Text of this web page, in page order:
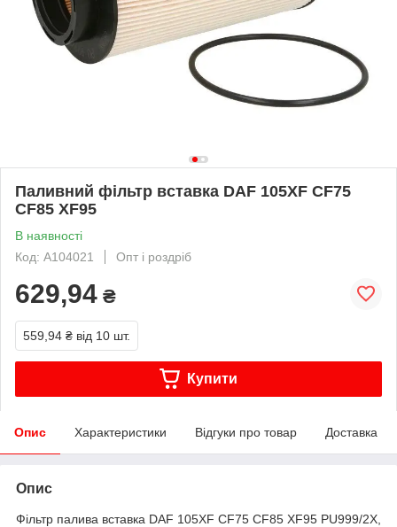
Паливний фільтр вставка DAF 105XF CF75
CF85 XF95
В наявності
Код: A104021
Опт і роздріб
629,94 ₴
559,94 ₴ від 10 шт.
Купити
Опис Характеристики Відгуки про товар Доставка
Опис
Фільтр палива вставка DAF 105XF CF75 CF85 XF95 PU999/2X,